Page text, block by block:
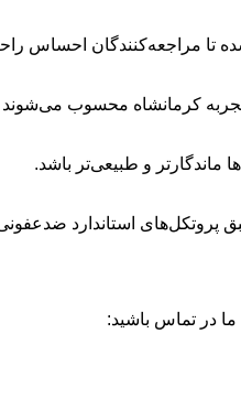
تا مراجعه‌کنندگان احساس
ماندگارتر و طبیعی‌تر باشد.
پروتکل‌های استاندارد
ما در تماس باشید: